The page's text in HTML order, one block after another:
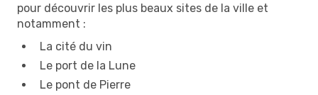
pour découvrir les plus beaux sites de la ville et
notamment :
La cité du vin
Le port de la Lune
Le pont de Pierre